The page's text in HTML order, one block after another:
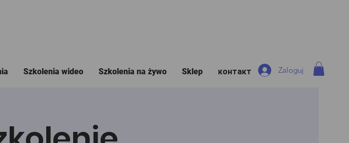
Szkolenia wideo Szkolenia na żywo Sklep контакт Zaloguj